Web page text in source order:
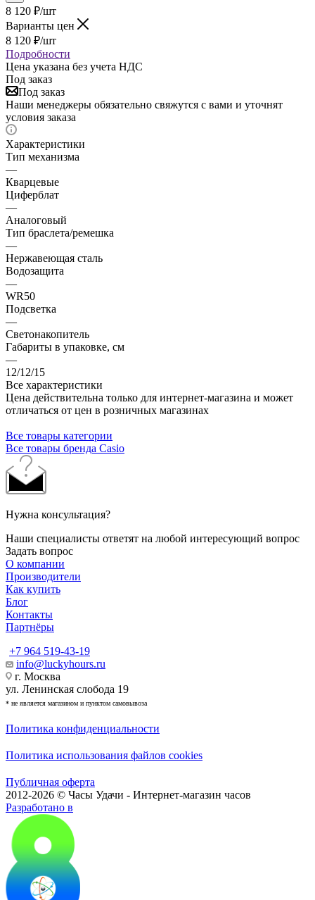
8 120 ₽/шт
Варианты цен
8 120 ₽/шт
Подробности
Цена указана без учета НДС
Под заказ
Под заказ
Наши менеджеры обязательно свяжутся с вами и уточнят
условия заказа
Характеристики
Тип механизма
—
Кварцевые
Циферблат
—
Аналоговый
Тип браслета/ремешка
—
Нержавеющая сталь
Водозащита
—
WR50
Подсветка
—
Светонакопитель
Габариты в упаковке, см
—
12/12/15
Все характеристики
Цена действительна только для интернет-магазина и может
отличаться от цен в розничных магазинах
Все товары категории
Все товары бренда Casio
Нужна консультация?
Наши специалисты ответят на любой интересующий вопрос
Задать вопрос
О компании
Производители
Как купить
Блог
Контакты
Партнёры
+7 964 519-43-19
info@luckyhours.ru
г. Москва
ул. Ленинская слобода 19
* не является магазином и пунктом самовывоза
Политика конфиденциальности
Политика использования файлов cookies
Публичная оферта
2012-2026 © Часы Удачи - Интернет-магазин часов
Разработано в